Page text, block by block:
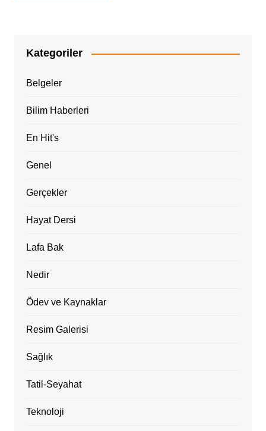
Kategoriler
Belgeler
Bilim Haberleri
En Hit's
Genel
Gerçekler
Hayat Dersi
Lafa Bak
Nedir
Ödev ve Kaynaklar
Resim Galerisi
Sağlık
Tatil-Seyahat
Teknoloji